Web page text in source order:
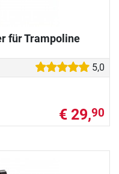
für Trampoline
5,0
€ 29,90